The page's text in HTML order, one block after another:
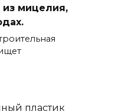
мицелия,